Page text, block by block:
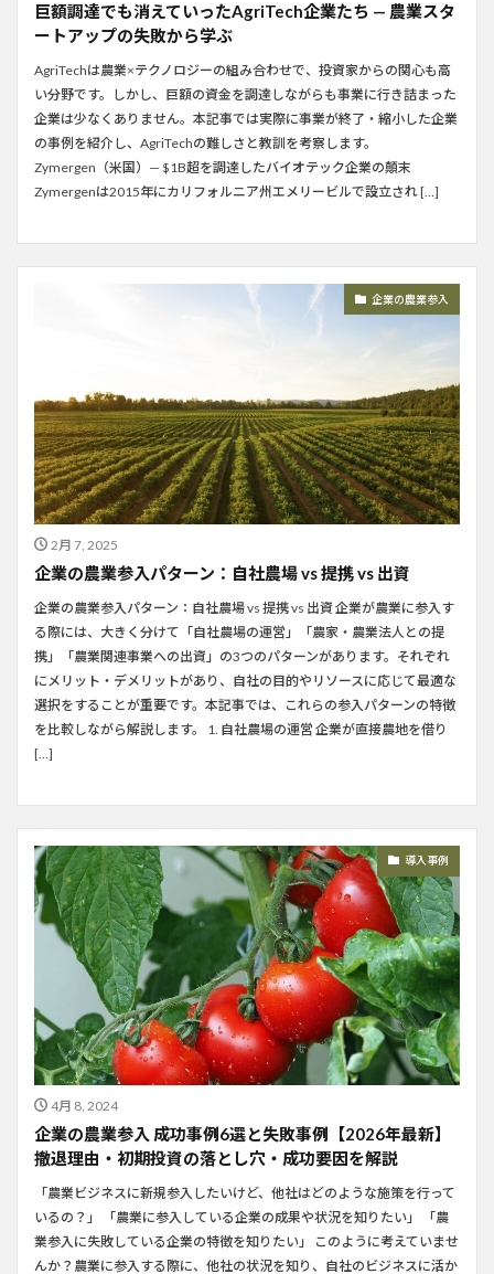
巨額調達でも消えていったAgriTech企業たち — 農業スタ
ートアップの失敗から学ぶ
AgriTechは農業×テクノロジーの組み合わせで、投資家からの関心も高
い分野です。しかし、巨額の資金を調達しながらも事業に行き詰まった
企業は少なくありません。本記事では実際に事業が終了・縮小した企業
の事例を紹介し、AgriTechの難しさと教訓を考察します。
Zymergen（米国）— $1B超を調達したバイオテック企業の顛末
Zymergenは2015年にカリフォルニア州エメリービルで設立され […]
企業の農業参入
2月 7, 2025
企業の農業参入パターン：自社農場 vs 提携 vs 出資
企業の農業参入パターン：自社農場 vs 提携 vs 出資 企業が農業に参入す
る際には、大きく分けて「自社農場の運営」「農家・農業法人との提
携」「農業関連事業への出資」の3つのパターンがあります。それぞれ
にメリット・デメリットがあり、自社の目的やリソースに応じて最適な
選択をすることが重要です。本記事では、これらの参入パターンの特徴
を比較しながら解説します。 1. 自社農場の運営 企業が直接農地を借り
[…]
導入事例
4月 8, 2024
企業の農業参入 成功事例6選と失敗事例【2026年最新】
撤退理由・初期投資の落とし穴・成功要因を解説
「農業ビジネスに新規参入したいけど、他社はどのような施策を行って
いるの？」 「農業に参入している企業の成果や状況を知りたい」 「農
業参入に失敗している企業の特徴を知りたい」 このように考えていませ
んか？農業に参入する際に、他社の状況を知り、自社のビジネスに活か